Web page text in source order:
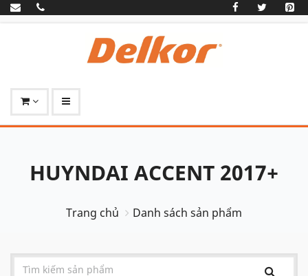
HUYNDAI ACCENT 2017+
Trang chủ Danh sách sản phẩm